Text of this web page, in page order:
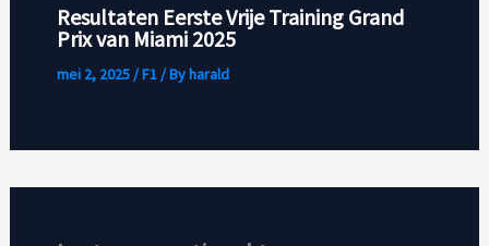
Resultaten Eerste Vrije Training Grand
Prix van Miami 2025
mei 2, 2025/F1/ By harald